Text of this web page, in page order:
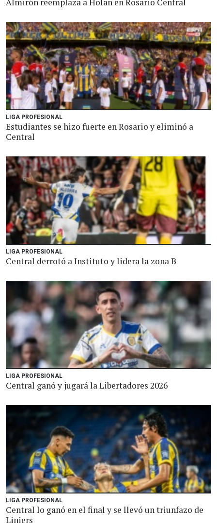
LIGA PROFESIONAL
Estudiantes se hizo fuerte en Rosario y eliminó a
Central
LIGA PROFESIONAL
Central derrotó a Instituto y lidera la zona B
LIGA PROFESIONAL
Central ganó y jugará la Libertadores 2026
LIGA PROFESIONAL
Central lo ganó en el final y se llevó un triunfazo de
Liniers